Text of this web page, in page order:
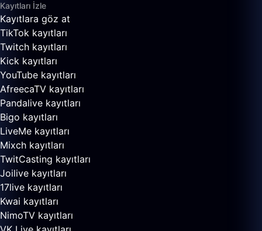
Kayıtları İzle
Kayıtlara göz at
TikTok kayıtları
Twitch kayıtları
Kick kayıtları
YouTube kayıtları
AfreecaTV kayıtları
Pandalive kayıtları
Bigo kayıtları
LiveMe kayıtları
Mixch kayıtları
TwitCasting kayıtları
Joilive kayıtları
17live kayıtları
Kwai kayıtları
NimoTV kayıtları